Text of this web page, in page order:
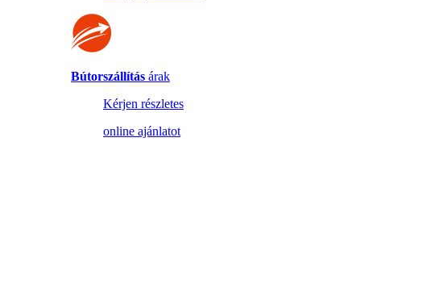
Bútorszállítás árak
Kérjen részletes
online ajánlatot